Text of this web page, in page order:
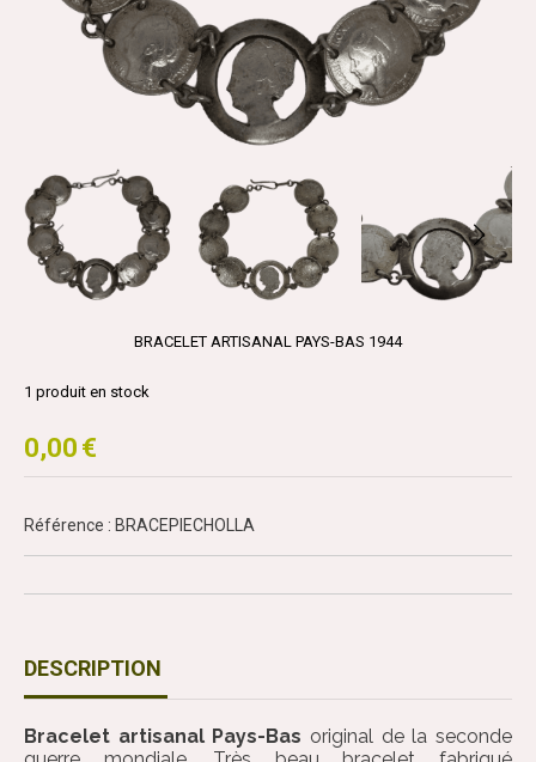
BRACELET ARTISANAL PAYS-BAS 1944
0,00 €
1 produit en stock
Référence : BRACEPIECHOLLA
DESCRIPTION
Bracelet artisanal Pays-Bas original de la seconde